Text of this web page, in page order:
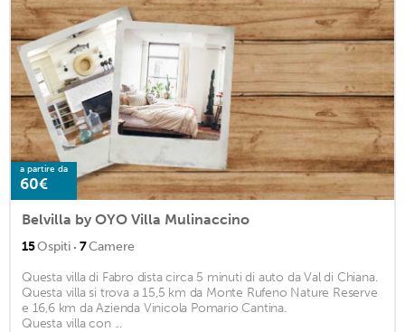
a partire da
60€
Belvilla by OYO Villa Mulinaccino
15Ospiti · 7Camere
Questa villa di Fabro dista circa 5 minuti di auto da Val di Chiana.
Questa villa si trova a 15,5 km da Monte Rufeno Nature Reserve
e 16,6 km da Azienda Vinicola Pomario Cantina.
Questa villa con ...